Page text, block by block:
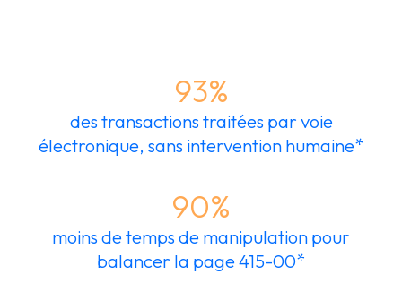
93%
des transactions traitées par voie
électronique, sans intervention humaine*
90%
moins de temps de manipulation pour
balancer la page 415-00*